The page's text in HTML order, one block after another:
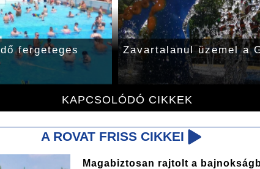
KAPCSOLÓDÓ CIKKEK
fergeteges
Zavartalanul üzemel a
A ROVAT FRISS CIKKEI
Magabiztosan rajtolt a